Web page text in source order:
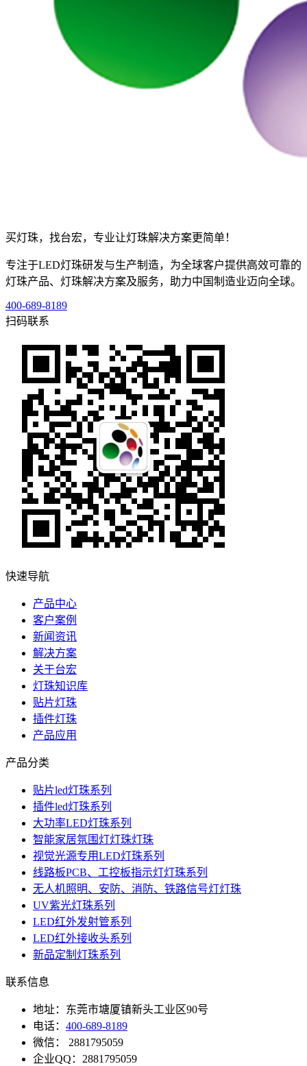
买灯珠，找台宏，专业让灯珠解决方案更简单！
专注于LED灯珠研发与生产制造，为全球客户提供高效可靠的
灯珠产品、灯珠解决方案及服务，助力中国制造业迈向全球。
400-689-8189
扫码联系
快速导航
产品中心
客户案例
新闻资讯
解决方案
关于台宏
灯珠知识库
贴片灯珠
插件灯珠
产品应用
产品分类
贴片led灯珠系列
插件led灯珠系列
大功率LED灯珠系列
智能家居氛围灯灯珠灯珠
视觉光源专用LED灯珠系列
线路板PCB、工控板指示灯灯珠系列
无人机照明、安防、消防、铁路信号灯灯珠
UV紫光灯珠系列
LED红外发射管系列
LED红外接收头系列
新品定制灯珠系列
联系信息
地址：东莞市塘厦镇新头工业区90号
电话： 400-689-8189
微信： 2881795059
企业QQ：2881795059